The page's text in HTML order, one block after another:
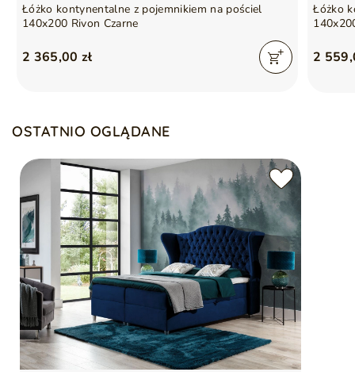
Łóżko kontynentalne z pojemnikiem na pościel
140x200 Rivon Czarne
2 365,00 zł
Łóżko
2
OSTATNIO OGLĄDANE